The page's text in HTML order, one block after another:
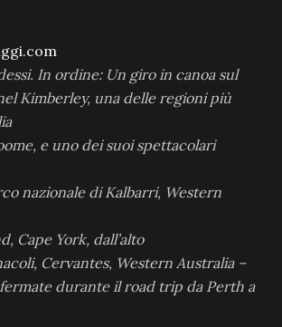
In ordine: Un giro in canoa sul
Kimberley, una delle regioni più
e uno dei suoi spettacolari
nazionale di Kalbarri, Western
Cape York, dall’alto
Cervantes, Western Australia –
durante il road trip da Perth a